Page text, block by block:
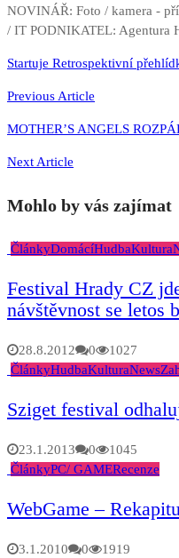
NOVINÁŘ: Foto / kamera -
/ IT PODNIKATEL: Agentura
Navigace
pro
Startuje Retrospektivní
Previous Article
MOTHER’S ANGELS
Next Article
Mohlo by vás zajímat
ČlánkyDomácíHudbaKultura
Festival Hrady CZ
návštěvnost se letos
28.8.2012 0
1027
ČlánkyHudbaKulturaNews
Sziget festival
23.1.2013 0
1045
ČlánkyPC/ GAMERecenze
WebGame –
3.1.2010 0 1919